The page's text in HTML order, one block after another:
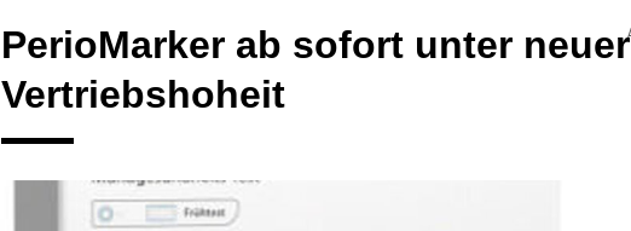
PerioMarker ab sofort unter neuer
Vertriebshoheit